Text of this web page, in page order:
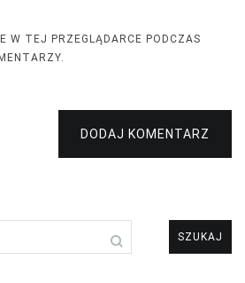
W TEJ PRZEGLĄDARCE PODCZAS
DODAJ KOMENTARZ